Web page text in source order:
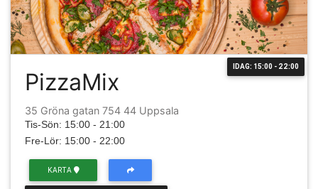
IDAG: 15:00 - 22:00
PizzaMix
35 Gröna gatan 754 44 Uppsala
Tis-Sön: 15:00 - 21:00
Fre-Lör: 15:00 - 22:00
KARTA